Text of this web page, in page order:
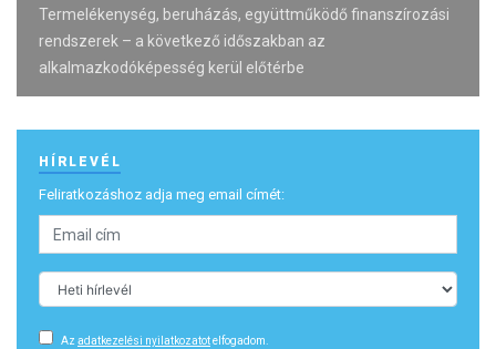
Termelékenység, beruházás, együttműködő finanszírozási
rendszerek – a következő időszakban az
alkalmazkodóképesség kerül előtérbe
HÍRLEVÉL
Feliratkozáshoz adja meg email címét:
Az adatkezelési nyilatkozatotelfogadom.